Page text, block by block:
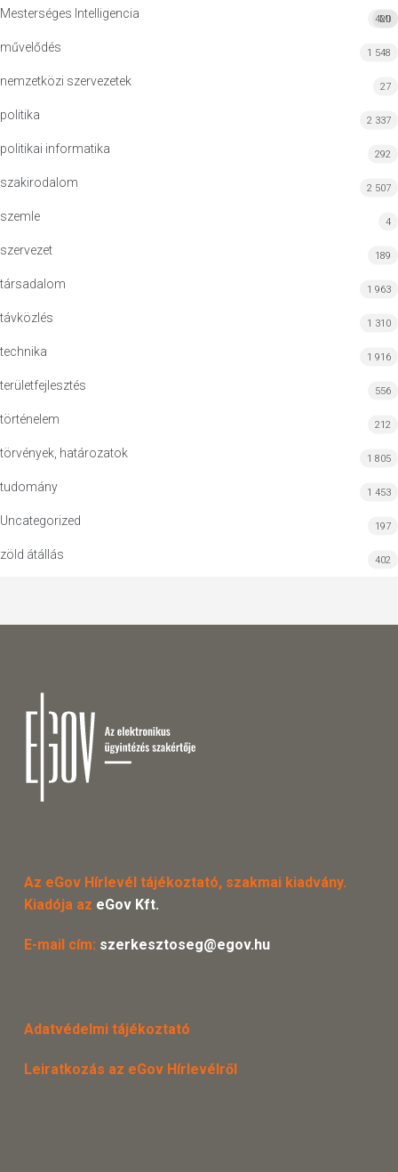
Mesterséges Intelligencia MI
420
művelődés 1 548
nemzetközi szervezetek 27
politika 2 337
politikai informatika 292
szakirodalom 2 507
szemle 4
szervezet 189
társadalom 1 963
távközlés 1 310
technika 1 916
területfejlesztés 556
történelem 212
törvények, határozatok 1 805
tudomány 1 453
Uncategorized 197
zöld átállás 402
Az eGov Hírlevél tájékoztató, szakmai kiadvány.
Kiadója az eGov Kft.
E-mail cím: szerkesztoseg@egov.hu
Adatvédelmi tájékoztató
Leiratkozás az eGov Hírlevélről